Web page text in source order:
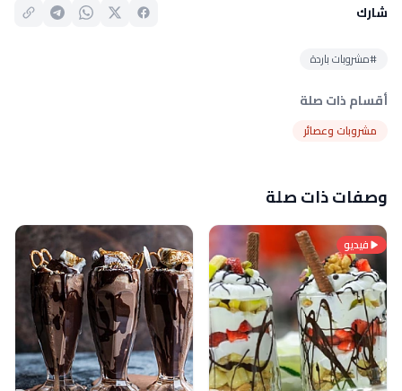
شارك
#مشروبات باردة
أقسام ذات صلة
مشروبات وعصائر
وصفات ذات صلة
فيديو